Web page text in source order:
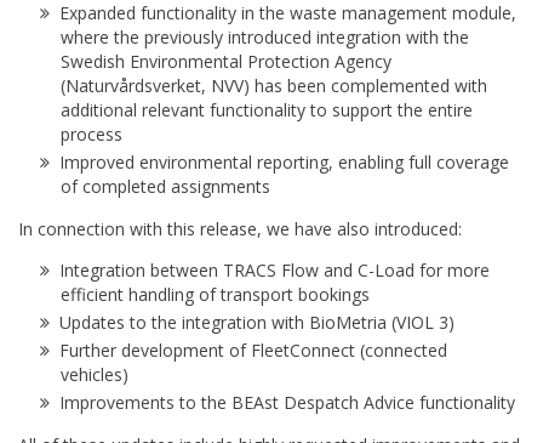
Expanded functionality in the waste management module,
where the previously introduced integration with the
Swedish Environmental Protection Agency
(Naturvårdsverket, NVV) has been complemented with
additional relevant functionality to support the entire
process
Improved environmental reporting, enabling full coverage
of completed assignments
In connection with this release, we have also introduced:
Integration between TRACS Flow and C-Load for more
efficient handling of transport bookings
Updates to the integration with BioMetria (VIOL 3)
Further development of FleetConnect (connected
vehicles)
Improvements to the BEAst Despatch Advice functionality